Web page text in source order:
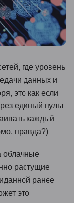
где уровень
данных и
это как если
единый пульт
каждый
правда?).
облачные
растущие
ранее
это